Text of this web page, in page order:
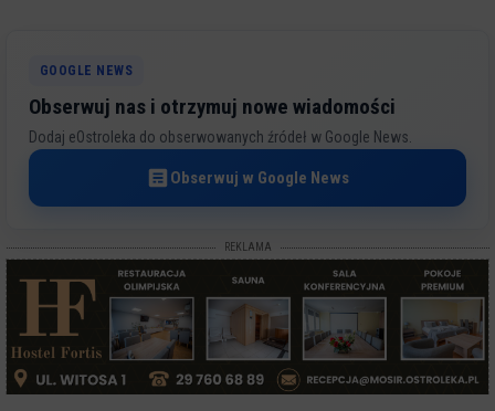
GOOGLE NEWS
Obserwuj nas i otrzymuj nowe wiadomości
Dodaj eOstroleka do obserwowanych źródeł w Google News.
Obserwuj w Google News
REKLAMA